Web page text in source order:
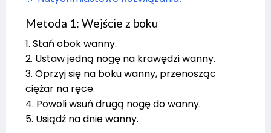
Metoda 1: Wejście z boku
1. Stań obok wanny.
2. Ustaw jedną nogę na krawędzi wanny.
3. Oprzyj się na boku wanny, przenosząc
ciężar na ręce.
4. Powoli wsuń drugą nogę do wanny.
5. Usiądź na dnie wanny.